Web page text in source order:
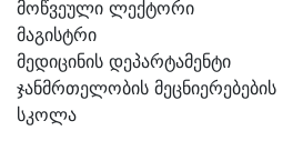
მოწვეული ლექტორი
მაგისტრი
მედიცინის დეპარტამენტი
ჯანმრთელობის მეცნიერებების
სკოლა